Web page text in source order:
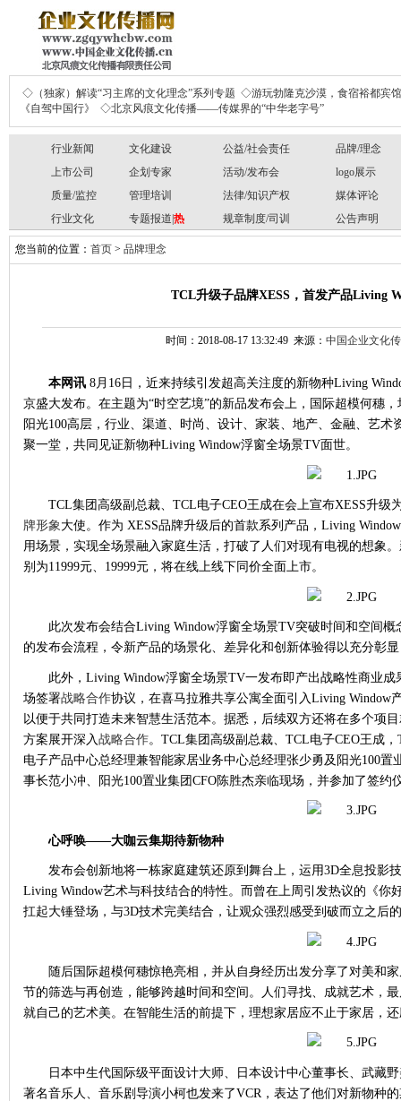
◇（独家）解读“习主席的文化理念”系列专题 ◇游玩勃隆克沙漠，食宿裕都宾馆
《自驾中国行》
◇北京风痕文化传播——传媒界的“中华老字号”
行业新闻 文化建设 公益/社会责任
品牌/理念
上市公司
企划专家 活动/发布会
logo展示
质量/监控
管理培训 法律/知识产权
媒体评论
行业文化
专题报道| 热 规章制度/司训 公告声明
您当前的位置： 首页 > 品牌理念
TCL升级子品牌XESS，首发产品Living
时间：2018-08-17 13:32:49 来源： 中国企业文化
本网讯 8月16日，近来持续引发超高关注度的新物种Living
京盛大发布。在主题为“时空艺境”的新品发布会上，国际超模何穗
阳光100高层，行业、渠道、时尚、设计、家装、地产、金融、艺
聚一堂，共同见证新物种Living Window浮窗全场景TV面世。
TCL集团高级副总裁、TCL电子CEO王成在会上宣布XESS升级
牌形象大使。作为 XESS品牌升级后的首款系列产品，Living
用场景，实现全场景融入家庭生活，打破了人们对现有电视的想象
别为11999元、19999元，将在线上线下同价全面上市。
此次发布会结合Living Window浮窗全场景TV突破时间和空间
的发布会流程，令新产品的场景化、差异化和创新体验得以充分彰
此外， Living Window浮窗全场景TV一发布即产出战略性商业
场签署战略合作协议，在喜马拉雅共享公寓全面引入Living Window
以便于共同打造未来智慧生活范本。据悉，后续双方还将在多个项
方案展开深入 战略合作。TCL集团高级副总裁、TCL电子CEO王成
电子产品中心总经理兼智能家居业务中心总经理张少勇及阳光100置
事长范小冲、阳光100置业集团CFO陈胜杰亲临现场，并参加了签约
心呼唤——大咖云集期待新物种
发布会创新地将一栋家庭建筑还原到舞台上，运用3D全息投影
Living Window艺术与科技结合的特性。而曾在上周引发热议的《你
扛起大锤登场，与3D技术完美结合，让观众强烈感受到破而立之后
随后国际超模何穗惊艳亮相，并从自身经历出发分享了对美和
节的筛选与再创造，能够跨越时间和空间。人们寻找、成就艺术，
就自己的艺术美。在智能生活的前提下，理想家居应不止于家居，
日本中生代国际级平面设计大师、日本设计中心董事长、武藏
著名音乐人、音乐剧导演小柯也发来了VCR，表达了他们对新物种